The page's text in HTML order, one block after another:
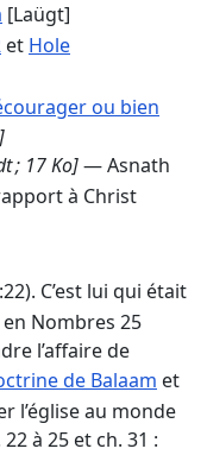
[Laügt]
et Hole
ou bien
; 17 Ko]— Asnath
à Christ
C’est lui qui était
Nombres 25
l’affaire de
de Balaam et
l’église au monde
à 25 et ch. 31 :